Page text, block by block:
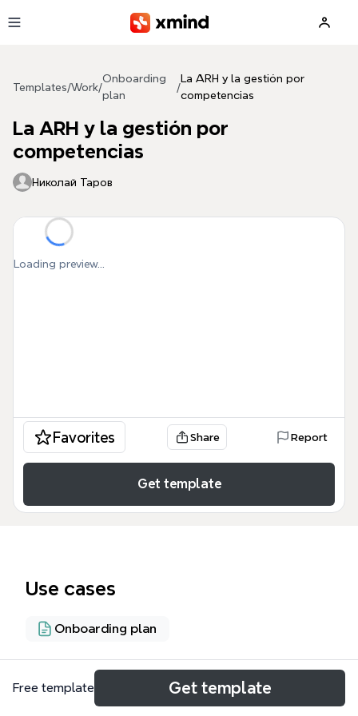
Templates/Work/
Onboarding
plan
/
La ARH y la gestión por
competencias
La ARH y la gestión por
competencias
Николай Таров
Loading preview...
Favorites Share Report
Get template
Use cases
Onboarding plan
About
Free template Get template